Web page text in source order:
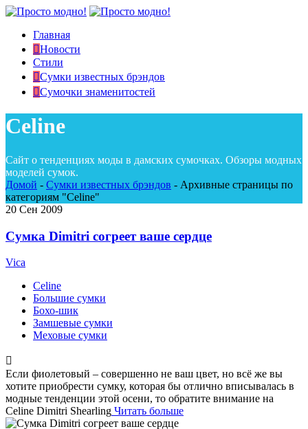
Главная
Новости
Стили
Сумки известных брэндов
Сумочки знаменитостей
Celine
Сайт о тенденциях моды в дамских сумочках. Обзоры модных
моделей сумок.
Домой - Сумки известных брэндов - Архивные страницы по
категориям "Celine"
20 Сен 2009
Сумка Dimitri согреет ваше сердце
Vica
Celine
Большие сумки
Бохо-шик
Замшевые сумки
Меховые сумки
Если фиолетовый – совершенно не ваш цвет, но всё же вы
хотите приобрести сумку, которая бы отлично вписывалась в
модные тенденции этой осени, то обратите внимание на
Celine Dimitri Shearling Читать больше